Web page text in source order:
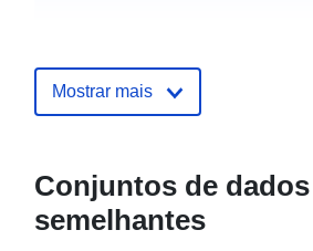
Mostrar mais
Conjuntos de dados
semelhantes